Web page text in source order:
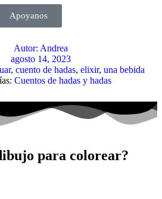
Apoyanos
Autor: Andrea
agosto 14, 2023
, cuento de hadas, elixir, una bebida
Cuentos de hadas y hadas
para colorear?